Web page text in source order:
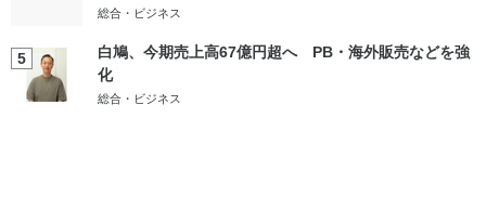
総合・ビジネス
5
白鳩、今期売上高67億円超へ PB・海外販売などを強
化
総合・ビジネス